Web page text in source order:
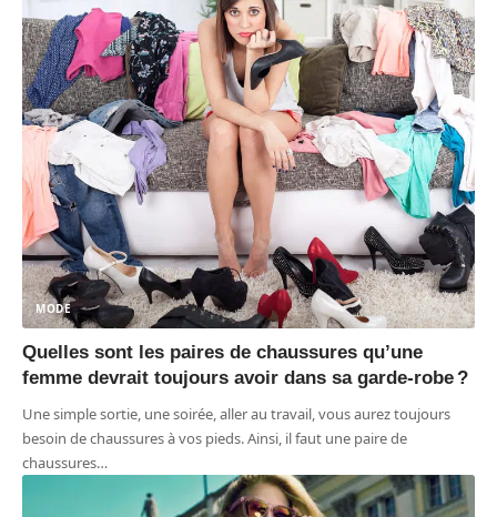
MODE
Quelles sont les paires de chaussures qu’une
femme devrait toujours avoir dans sa garde-robe ?
Une simple sortie, une soirée, aller au travail, vous aurez toujours
besoin de chaussures à vos pieds. Ainsi, il faut une paire de
chaussures…